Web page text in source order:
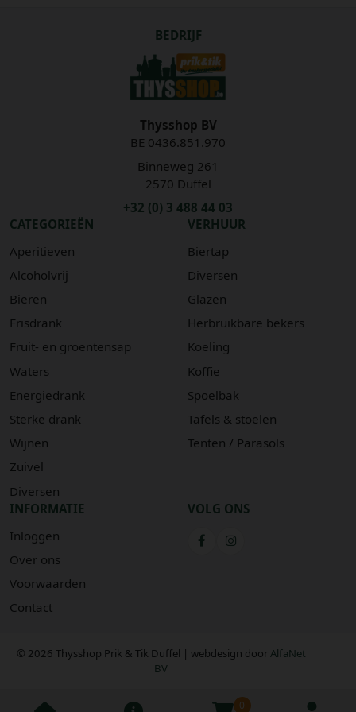
BEDRIJF
Thysshop BV
BE 0436.851.970
Binneweg 261
2570 Duffel
+32 (0) 3 488 44 03
CATEGORIEËN
Aperitieven
Alcoholvrij
Bieren
Frisdrank
Fruit- en groentensap
Waters
Energiedrank
Sterke drank
Wijnen
Zuivel
Diversen
VERHUUR
Biertap
Diversen
Glazen
Herbruikbare bekers
Koeling
Koffie
Spoelbak
Tafels & stoelen
Tenten / Parasols
INFORMATIE
Inloggen
Over ons
Voorwaarden
Contact
VOLG ONS
© 2026 Thysshop Prik & Tik Duffel | webdesign doorAlfaNet
BV
0